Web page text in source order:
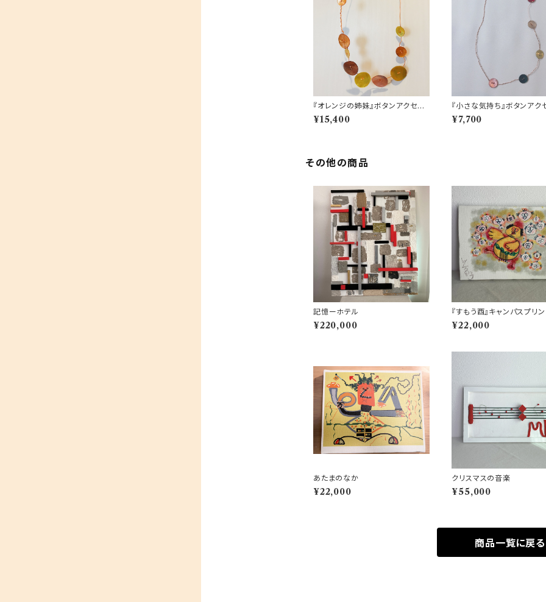
『オレンジの姉妹』ボタンアクセサ
リー
¥15,400
『小さな気持ち』ボタンアク
ー
¥7,700
その他の商品
記憶ーホテル
¥220,000
『すもう酉』キャンパスプリン
¥22,000
あたまのなか
¥22,000
クリスマスの音楽
¥55,000
商品一覧に戻る